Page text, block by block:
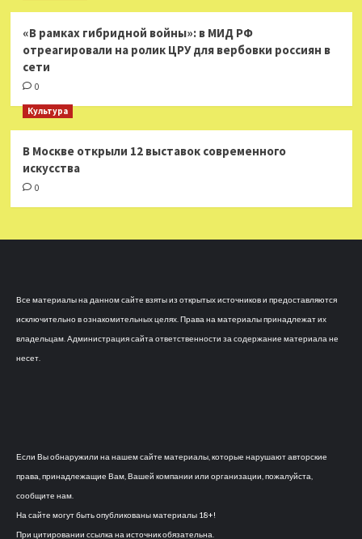
«В рамках гибридной войны»: в МИД РФ
отреагировали на ролик ЦРУ для вербовки россиян в
сети
0
Культура
В Москве открыли 12 выставок современного
искусства
0
Все материалы на данном сайте взяты из открытых источников и предоставляются
исключительно в ознакомительных целях. Права на материалы принадлежат их
владельцам. Администрация сайта ответственности за содержание материала не
несет.
Если Вы обнаружили на нашем сайте материалы, которые нарушают авторские
права, принадлежащие Вам, Вашей компании или организации, пожалуйста,
сообщите нам.
На сайте могут быть опубликованы материалы 18+!
При цитировании ссылка на источник обязательна.